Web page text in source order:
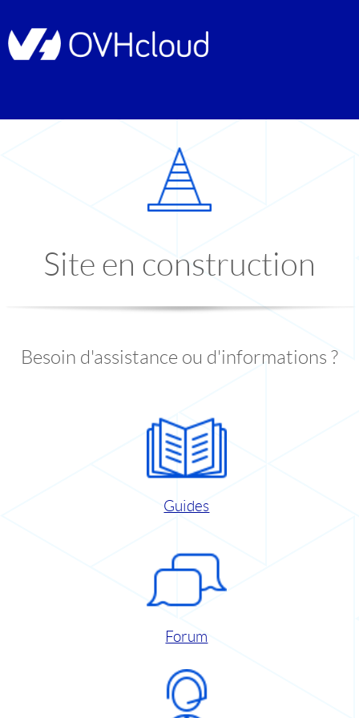
Site en construction
Besoin d'assistance ou d'informations ?
Guides
Forum